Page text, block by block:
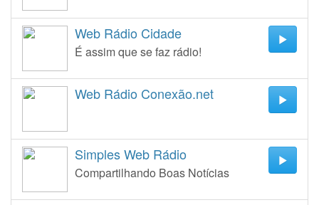
Web Rádio Cidade
É assim que se faz rádio!
Web Rádio Conexão.net
Simples Web Rádio
Compartilhando Boas Notícias